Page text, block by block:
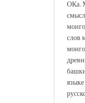
ОКа.
слов